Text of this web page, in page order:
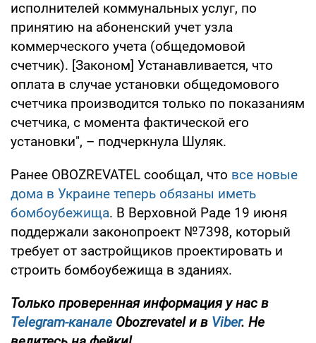
исполнителей коммунальных услуг, по
принятию на абоненский учет узла
коммерческого учета (общедомовой
счетчик). [Законом] Устанавливается, что
оплата в случае установки общедомового
счетчика производится только по показаниям
счетчика, с момента фактической его
установки", – подчеркнула Шуляк.
Ранее OBOZREVATEL сообщал, что все новые
дома в Украине теперь обязаны иметь
бомбоубежища. В Верховной Раде 19 июня
поддержали законопроект №7398, который
требует от застройщиков проектировать и
строить бомбоубежища в зданиях.
Только проверенная информация у нас в
Telegram-канале Obozrevatel и в Viber. Не